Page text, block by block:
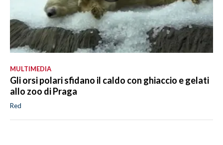
MULTIMEDIA
Gli orsi polari sfidano il caldo con ghiaccio e gelati
allo zoo di Praga
Red